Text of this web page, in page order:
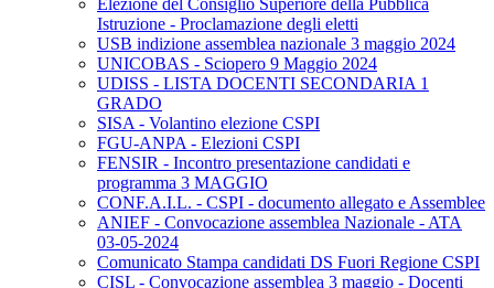
Elezione del Consiglio Superiore della Pubblica
Istruzione - Proclamazione degli eletti
USB indizione assemblea nazionale 3 maggio 2024
UNICOBAS - Sciopero 9 Maggio 2024
UDISS - LISTA DOCENTI SECONDARIA 1
GRADO
SISA - Volantino elezione CSPI
FGU-ANPA - Elezioni CSPI
FENSIR - Incontro presentazione candidati e
programma 3 MAGGIO
CONF.A.I.L. - CSPI - documento allegato e Assemblee
ANIEF - Convocazione assemblea Nazionale - ATA
03-05-2024
Comunicato Stampa candidati DS Fuori Regione CSPI
CISL - Convocazione assemblea 3 maggio - Docenti